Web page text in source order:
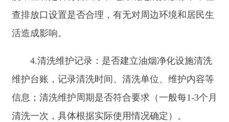
【法规】《建设工程质量管理
法规和强制性标准执行情况的
【规章】《实施工程建设强制
城乡建设部令第23号修订）